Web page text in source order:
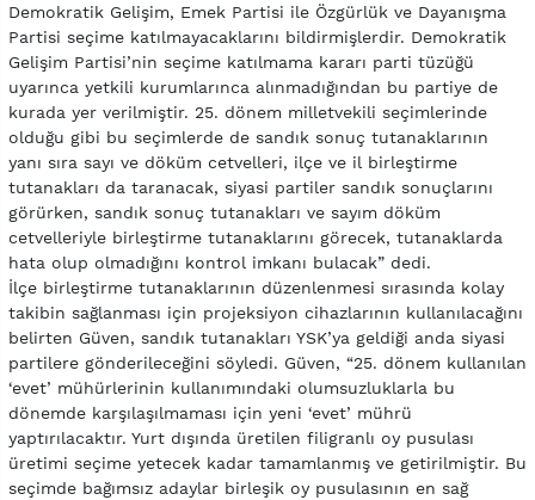
Demokratik Gelişim, Emek Partisi ile Özgürlük ve Dayanışma
Partisi seçime katılmayacaklarını bildirmişlerdir. Demokratik
Gelişim Partisi’nin seçime katılmama kararı parti tüzüğü
uyarınca yetkili kurumlarınca alınmadığından bu partiye de
kurada yer verilmiştir. 25. dönem milletvekili seçimlerinde
olduğu gibi bu seçimlerde de sandık sonuç tutanaklarının
yanı sıra sayı ve döküm cetvelleri, ilçe ve il birleştirme
tutanakları da taranacak, siyasi partiler sandık sonuçlarını
görürken, sandık sonuç tutanakları ve sayım döküm
cetvelleriyle birleştirme tutanaklarını görecek, tutanaklarda
hata olup olmadığını kontrol imkanı bulacak” dedi.
İlçe birleştirme tutanaklarının düzenlenmesi sırasında kolay
takibin sağlanması için projeksiyon cihazlarının kullanılacağını
belirten Güven, sandık tutanakları YSK’ya geldiği anda siyasi
partilere gönderileceğini söyledi. Güven, “25. dönem kullanılan
‘evet’ mühürlerinin kullanımındaki olumsuzluklarla bu
dönemde karşılaşılmaması için yeni ‘evet’ mührü
yaptırılacaktır. Yurt dışında üretilen filigranlı oy pusulası
üretimi seçime yetecek kadar tamamlanmış ve getirilmiştir. Bu
seçimde bağımsız adaylar birleşik oy pusulasının en sağ